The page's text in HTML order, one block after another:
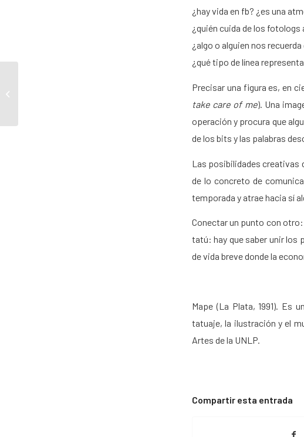
¿hay vida en fb? ¿es una
¿quién cuida de los fotologs
¿algo o alguien nos
¿qué tipo de línea
Precisar una figura es, en
take care of me). Una
operación y procura que
de los bits y las palabras
Las posibilidades creativas
de lo concreto de
temporada y atrae hacia sí
Conectar un punto con
tatú: hay que saber unir los
de vida breve donde la
Mape (La Plata, 1991). Es
tatuaje, la ilustración y el
Artes de la UNLP.
Compartir esta entrada